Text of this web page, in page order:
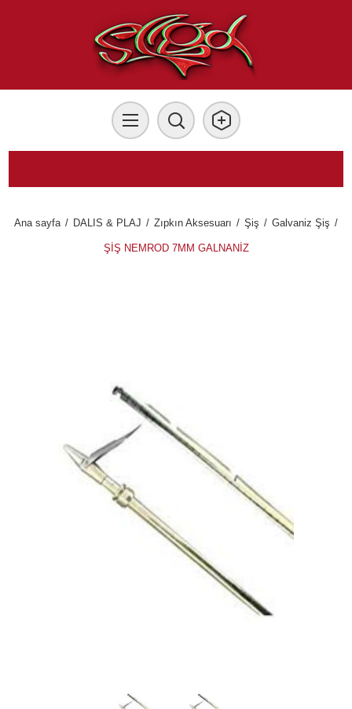
Ana sayfa / DALIS & PLAJ / Zıpkın Aksesuarı / Şiş / Galvaniz Şiş /
ŞİŞ NEMROD 7MM GALNANİZ